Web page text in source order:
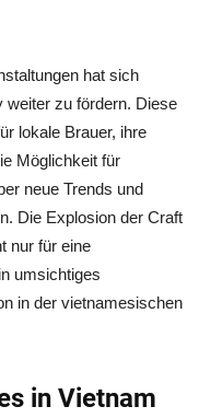
hat sich
weiter zu fördern. Diese
lokale Brauer, ihre
Möglichkeit für
neue Trends und
Die Explosion der Craft
nur für eine
umsichtiges
in der vietnamesischen
in Vietnam